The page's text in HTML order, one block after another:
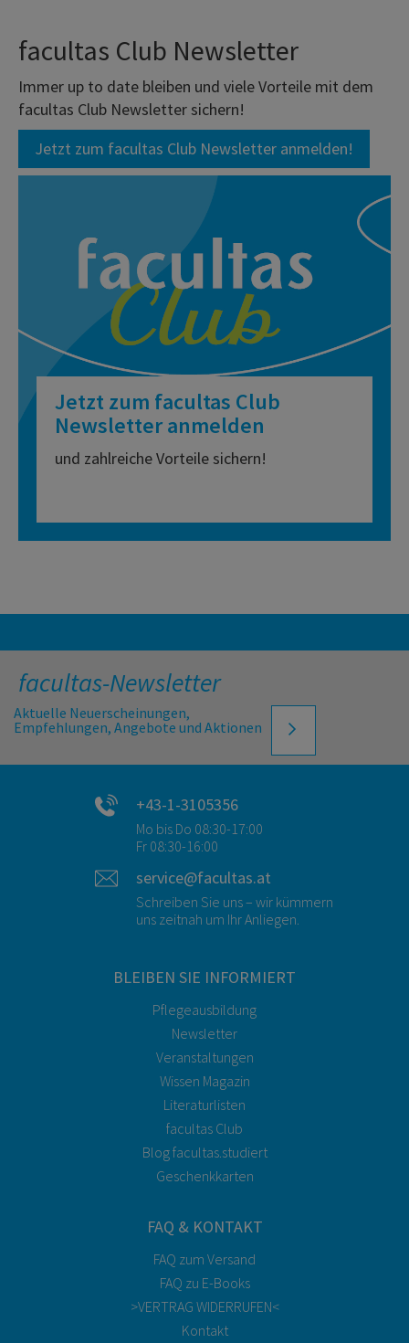
facultas Club Newsletter
Immer up to date bleiben und viele Vorteile mit dem
facultas Club Newsletter sichern!
Jetzt zum facultas Club Newsletter anmelden!
Jetzt zum facultas Club
Newsletter anmelden
und zahlreiche Vorteile sichern!
facultas-Newsletter
Aktuelle Neuerscheinungen,
Empfehlungen, Angebote und Aktionen
+43-1-3105356
Mo bis Do 08:30-17:00
Fr 08:30-16:00
service@facultas.at
Schreiben Sie uns – wir kümmern
uns zeitnah um Ihr Anliegen.
BLEIBEN SIE INFORMIERT
Pflegeausbildung
Newsletter
Veranstaltungen
Wissen Magazin
Literaturlisten
facultas Club
Blog facultas.studiert
Geschenkkarten
FAQ & KONTAKT
FAQ zum Versand
FAQ zu E-Books
>VERTRAG WIDERRUFEN<
Kontakt